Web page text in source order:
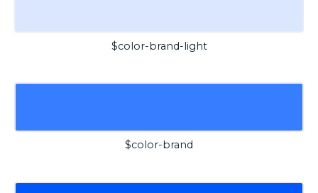
$color-brand-light
$color-brand